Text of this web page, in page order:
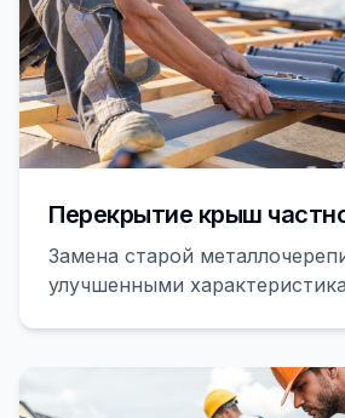
Перекрытие крыш
Замена старой
улучшенными